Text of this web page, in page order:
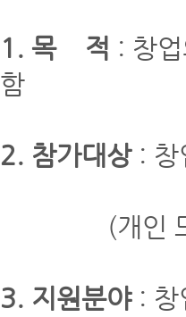
1. 목 적 : 창
함
2. 참가대상: 창
(개인 또는
3. 지원분야: 창